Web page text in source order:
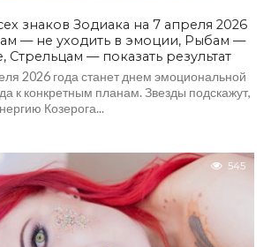
знаков Зодиака на 7 апреля 2026
— не уходить в эмоции, Рыбам —
Стрельцам — показать результат
2026 года станет днем эмоциональной
к конкретным планам. Звезды подскажут,
Козерога...
545